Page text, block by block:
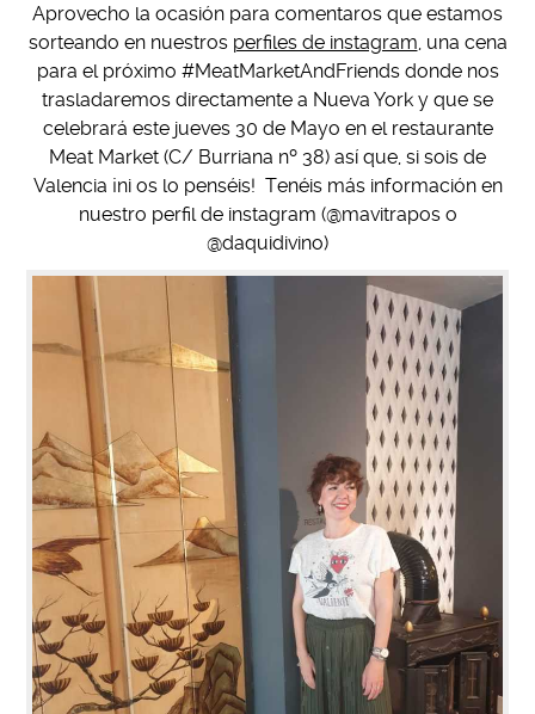
Aprovecho la ocasión para comentaros que estamos
sorteando en nuestros perfiles de instagram , una cena
para el próximo #MeatMarketAndFriends donde nos
trasladaremos directamente a Nueva York y que se
celebrará este jueves 30 de Mayo en el restaurante
Meat Market (C/ Burriana nº 38) así que, si sois de
Valencia ¡ni os lo penséis! Tenéis más información en
nuestro perfil de instagram (@mavitrapos o
@daquidivino)